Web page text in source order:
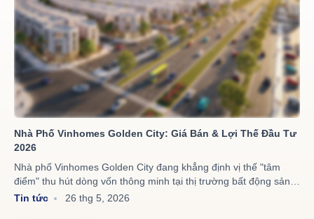
Nhà Phố Vinhomes Golden City: Giá Bán & Lợi Thế Đầu Tư
2026
Nhà phố Vinhomes Golden City đang khẳng định vị thế "tâm
điểm" thu hút dòng vốn thông minh tại thị trường bất động sản
Hải Phòng năm 2026 nhờ lợi thế vị trí chiến lược tại cửa ngõ
Tin tức 26 thg 5, 2026